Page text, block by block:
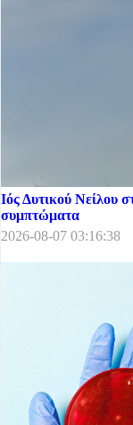
Ιός Δυτικού Νείλου
συμπτώματα
2026-08-07 03:16:38